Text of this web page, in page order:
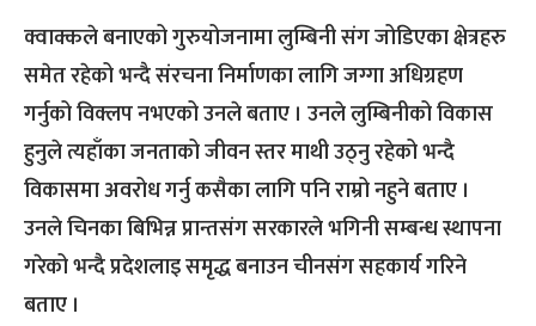
क्वाक्कले बनाएको गुरुयोजनामा लुम्बिनी संग जोडिएका क्षेत्रहरु
समेत रहेको भन्दै संरचना निर्माणका लागि जग्गा अधिग्रहण
गर्नुको विक्लप नभएको उनले बताए । उनले लुम्बिनीको विकास
हुनुले त्यहाँका जनताको जीवन स्तर माथी उठ्नु रहेको भन्दै
विकासमा अवरोध गर्नु कसैका लागि पनि राम्रो नहुने बताए ।
उनले चिनका बिभिन्न प्रान्तसंग सरकारले भगिनी सम्बन्ध स्थापना
गरेको भन्दै प्रदेशलाइ समृद्ध बनाउन चीनसंग सहकार्य गरिने
बताए ।